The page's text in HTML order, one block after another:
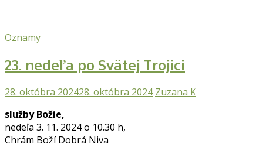
Oznamy
23. nedeľa po Svätej Trojici
28. októbra 202428. októbra 2024 Zuzana K
služby Božie,
nedeľa 3. 11. 2024 o 10.30 h,
Chrám Boží Dobrá Niva